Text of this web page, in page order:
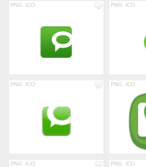
PNG ICO PNG ICO
PNG ICO PNG ICO
PNG ICO PNG ICO